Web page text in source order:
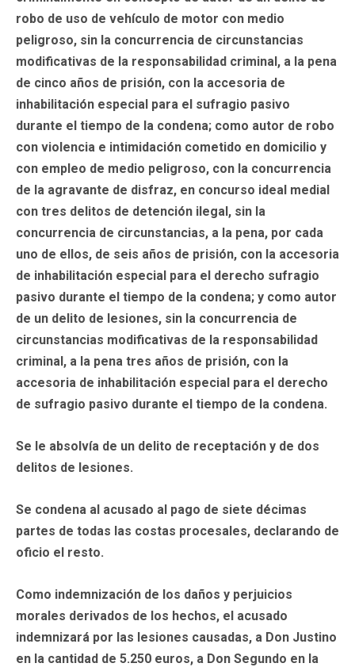
robo de uso de vehículo de motor con medio
peligroso, sin la concurrencia de circunstancias
modificativas de la responsabilidad criminal, a la pena
de cinco años de prisión, con la accesoria de
inhabilitación especial para el sufragio pasivo
durante el tiempo de la condena; como autor de robo
con violencia e intimidación cometido en domicilio y
con empleo de medio peligroso, con la concurrencia
de la agravante de disfraz, en concurso ideal medial
con tres delitos de detención ilegal, sin la
concurrencia de circunstancias, a la pena, por cada
uno de ellos, de seis años de prisión, con la accesoria
de inhabilitación especial para el derecho sufragio
pasivo durante el tiempo de la condena; y como autor
de un delito de lesiones, sin la concurrencia de
circunstancias modificativas de la responsabilidad
criminal, a la pena tres años de prisión, con la
accesoria de inhabilitación especial para el derecho
de sufragio pasivo durante el tiempo de la condena.
Se le absolvía de un delito de receptación y de dos
delitos de lesiones.
Se condena al acusado al pago de siete décimas
partes de todas las costas procesales, declarando de
oficio el resto.
Como indemnización de los daños y perjuicios
morales derivados de los hechos, el acusado
indemnizará por las lesiones causadas, a Don Justino
en la cantidad de 5.250 euros, a Don Segundo en la